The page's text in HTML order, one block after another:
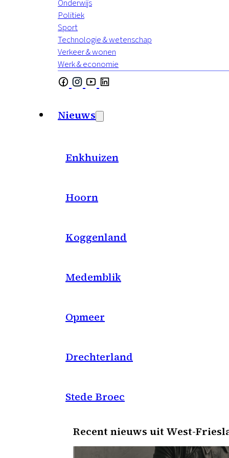
Onderwijs
Politiek
Sport
Technologie & wetenschap
Verkeer & wonen
Werk & economie
Nieuws
Enkhuizen
Hoorn
Koggenland
Medemblik
Opmeer
Drechterland
Stede Broec
Recent nieuws uit West-